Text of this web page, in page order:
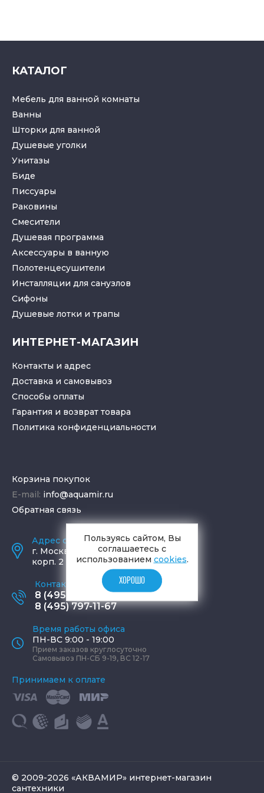
КАТАЛОГ
Мебель для ванной комнаты
Ванны
Шторки для ванной
Душевые уголки
Унитазы
Биде
Писсуары
Раковины
Смесители
Душевая программа
Аксессуары в ванную
Полотенцесушители
Инсталляции для санузлов
Cифоны
Душевые лотки и трапы
ИНТЕРНЕТ-МАГАЗИН
Контакты и адрес
Доставка и самовывоз
Способы оплаты
Гарантия и возврат товара
Политика конфиденциальности
Корзина покупок
E-mail: info@aquamir.ru
Обратная связь
Адрес салона и склада
г. Москва
ул. Шаболовка, д. 23,
корп. 2
Контактные телефоны
8 (495) 795-77-65
8 (495) 797-11-67
Время работы офиса
ПН-ВС 9:00 - 19:00
Прием заказов круглосуточно
Самовывоз ПН-СБ 9-19, ВС 12-17
Принимаем к оплате
© 2009-2026 «АКВАМИР» интернет-магазин
сантехники
Пользуясь сайтом, Вы
соглашаетесь с
использованием cookies.
ХОРОШО